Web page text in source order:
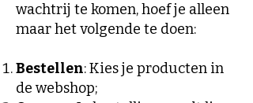
wachtrij te komen, hoef je alleen
maar het volgende te doen:
Bestellen: Kies je producten in
de webshop;